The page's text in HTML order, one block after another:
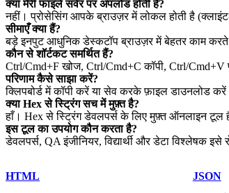
क्या मेरी फाइलें सर्वर पर अपलोड होती हैं?
नहीं। प्रोसेसिंग आपके ब्राउज़र में लोकल होती है
सीमाएँ क्या हैं?
बड़े इनपुट आधुनिक डेस्कटॉप ब्राउज़र में बेहतर काम करते
कौन से शॉर्टकट समर्थित हैं?
Ctrl/Cmd+F खोज, Ctrl/Cmd+C कॉपी, Ctrl/Cmd+V
परिणाम कैसे साझा करें?
क्लिपबोर्ड में कॉपी करें या सेव करके फ़ाइल डाउनलोड
क्या Hex से स्ट्रिंग सच में मुफ़्त है?
हाँ। Hex से स्ट्रिंग डेवलपर्स के लिए मुफ़्त ऑनलाइन टूल
इस टूल का उपयोग कौन करता है?
डेवलपर्स, QA इंजीनियर, विद्यार्थी और डेटा विश्लेषक इसे
HTML
JSON